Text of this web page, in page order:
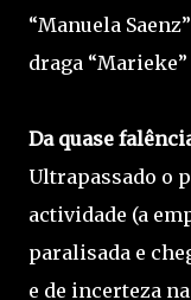
“Manuela
draga
Da quase
Ultrapassado o
actividade (a
paralisada e
e de incerteza